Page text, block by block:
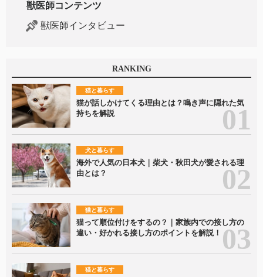
獣医師コンテンツ
獣医師インタビュー
RANKING
猫と暮らす
猫が話しかけてくる理由とは？鳴き声に隠れた気
持ちを解説
犬と暮らす
海外で人気の日本犬｜柴犬・秋田犬が愛される理
由とは？
猫と暮らす
猫って順位付けをするの？｜家族内での接し方の
違い・好かれる接し方のポイントを解説！
猫と暮らす